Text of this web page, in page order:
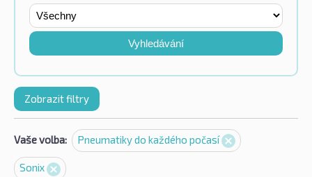
Vyhledávání
Zobrazit filtry
Vaše volba: Pneumatiky do každého počasí
Sonix